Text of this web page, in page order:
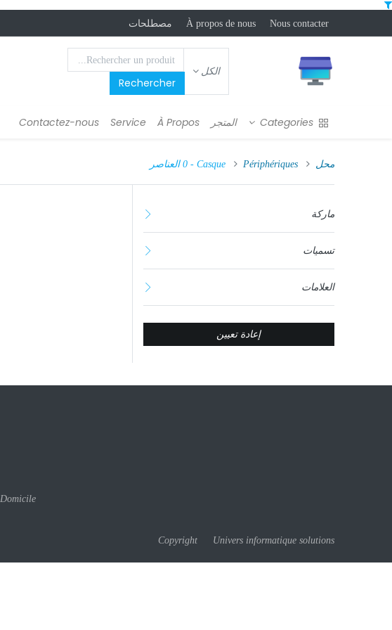
Nous contacter
À propos de nous مصطلحات
الكل
Rechercher
Categories المتجر À Propos
Service
Contactez-nous
محل Périphériques
Casque - 0 العناصر
ماركة
تسميات
العلامات
إعادة تعيين
Domicile
Copyright © Univers informatique solutions